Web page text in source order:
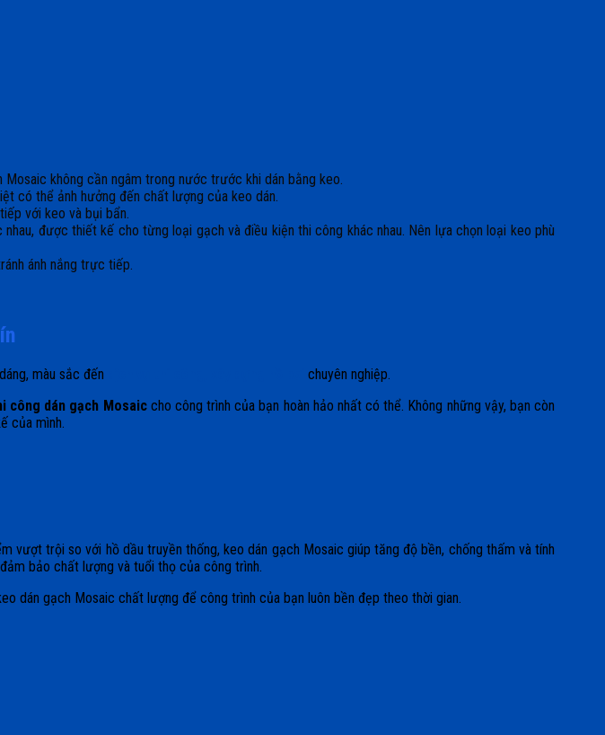
Mosaic không cần ngâm trong nước trước khi dán bằng keo.
có thể ảnh hưởng đến chất lượng của keo dán.
với keo và bụi bẩn.
được thiết kế cho từng loại gạch và điều kiện thi công khác nhau. Nên lựa chọn loại keo phù
ánh nắng trực tiếp.
màu sắc đến
chuyên nghiệp.
công dán gạch Mosaiccho công trình của bạn hoàn hảo nhất có thể. Không những vậy, bạn còn
của mình.
trội so với hồ dầu truyền thống, keo dán gạch Mosaic giúp tăng độ bền, chống thấm và tính
bảo chất lượng và tuổi thọ của công trình.
dán gạch Mosaic chất lượng để công trình của bạn luôn bền đẹp theo thời gian.